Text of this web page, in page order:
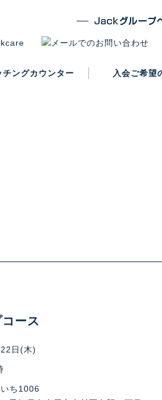
チングカウンター 入会ご希望
ース
日(木)
ち1006